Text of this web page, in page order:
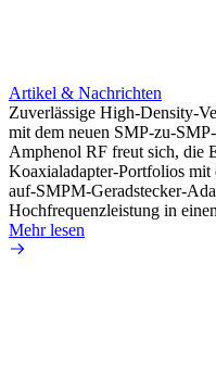
Artikel & Nachrichten
Zuverlässige High-Density-
mit dem neuen SMP-zu-
Amphenol RF freut sich, die
Koaxialadapter-Portfolios mit
auf-SMPM-Geradstecker-
Hochfrequenzleistung in
Mehr lesen